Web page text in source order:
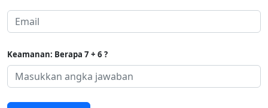
Keamanan: Berapa 7 + 6 ?